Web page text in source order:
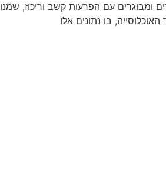
ומבוגרים עם הפרעות קשב וריכוז, שמנו
בו נתונים אלו